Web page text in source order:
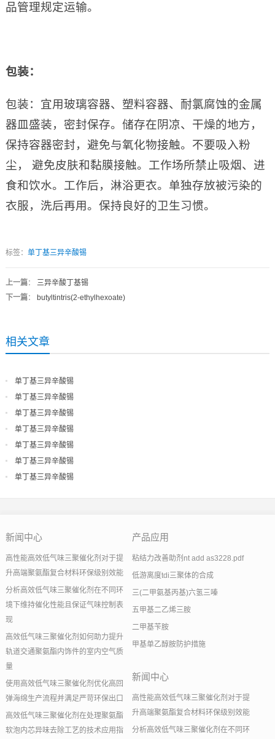
品管理规定运输。
包装：
包装：宜用玻璃容器、塑料容器、耐氯腐蚀的金属
器皿盛装，密封保存。储存在阴凉、干燥的地方，
保持容器密封，避免与氧化物接触。不要吸入粉
尘， 避免皮肤和黏膜接触。工作场所禁止吸烟、进
食和饮水。工作后，淋浴更衣。单独存放被污染的
衣服，洗后再用。保持良好的卫生习惯。
标签： 单丁基三异辛酸锡
上一篇： 三异辛酸丁基锡
下一篇： butyltintris(2-ethylhexoate)
相关文章
单丁基三异辛酸锡
单丁基三异辛酸锡
单丁基三异辛酸锡
单丁基三异辛酸锡
单丁基三异辛酸锡
单丁基三异辛酸锡
单丁基三异辛酸锡
新闻中心
高性能高效低气味三聚催化剂对于提
升高端聚氨酯复合材料环保级别效能
分析高效低气味三聚催化剂在不同环
境下维持催化性能且保证气味控制表
现
高效低气味三聚催化剂如何助力提升
轨道交通聚氨酯内饰件的室内空气质
量
使用高效低气味三聚催化剂优化高回
弹海绵生产流程并满足严苛环保出口
高效低气味三聚催化剂在处理聚氨酯
软泡内芯异味去除工艺的技术应用指
产品应用
粘结力改善助剂nt add as3228.pdf
低游离度tdi三聚体的合成
三(二甲氨基丙基)六氢三嗪
五甲基二乙烯三胺
二甲基苄胺
甲基单乙醇胺防护措施
新闻中心
高性能高效低气味三聚催化剂对于提
升高端聚氨酯复合材料环保级别效能
分析高效低气味三聚催化剂在不同环